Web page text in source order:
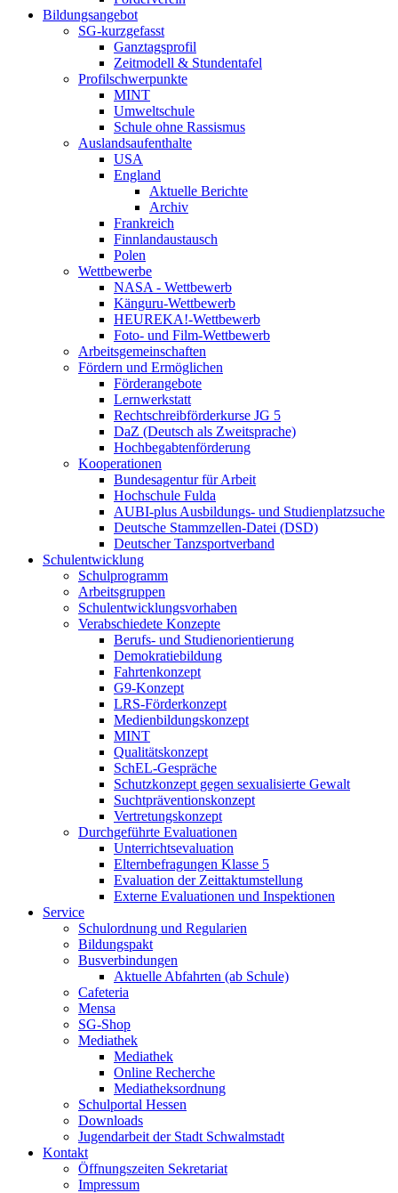
Bildungsangebot
SG-kurzgefasst
Ganztagsprofil
Zeitmodell & Stundentafel
Profilschwerpunkte
MINT
Umweltschule
Schule ohne Rassismus
Auslandsaufenthalte
USA
England
Aktuelle Berichte
Archiv
Frankreich
Finnlandaustausch
Polen
Wettbewerbe
NASA - Wettbewerb
Känguru-Wettbewerb
HEUREKA!-Wettbewerb
Foto- und Film-Wettbewerb
Arbeitsgemeinschaften
Fördern und Ermöglichen
Förderangebote
Lernwerkstatt
Rechtschreibförderkurse JG 5
DaZ (Deutsch als Zweitsprache)
Hochbegabtenförderung
Kooperationen
Bundesagentur für Arbeit
Hochschule Fulda
AUBI-plus Ausbildungs- und Studienplatzsuche
Deutsche Stammzellen-Datei (DSD)
Deutscher Tanzsportverband
Schulentwicklung
Schulprogramm
Arbeitsgruppen
Schulentwicklungsvorhaben
Verabschiedete Konzepte
Berufs- und Studienorientierung
Demokratiebildung
Fahrtenkonzept
G9-Konzept
LRS-Förderkonzept
Medienbildungskonzept
MINT
Qualitätskonzept
SchEL-Gespräche
Schutzkonzept gegen sexualisierte Gewalt
Suchtpräventionskonzept
Vertretungskonzept
Durchgeführte Evaluationen
Unterrichtsevaluation
Elternbefragungen Klasse 5
Evaluation der Zeittaktumstellung
Externe Evaluationen und Inspektionen
Service
Schulordnung und Regularien
Bildungspakt
Busverbindungen
Aktuelle Abfahrten (ab Schule)
Cafeteria
Mensa
SG-Shop
Mediathek
Mediathek
Online Recherche
Mediatheksordnung
Schulportal Hessen
Downloads
Jugendarbeit der Stadt Schwalmstadt
Kontakt
Öffnungszeiten Sekretariat
Impressum